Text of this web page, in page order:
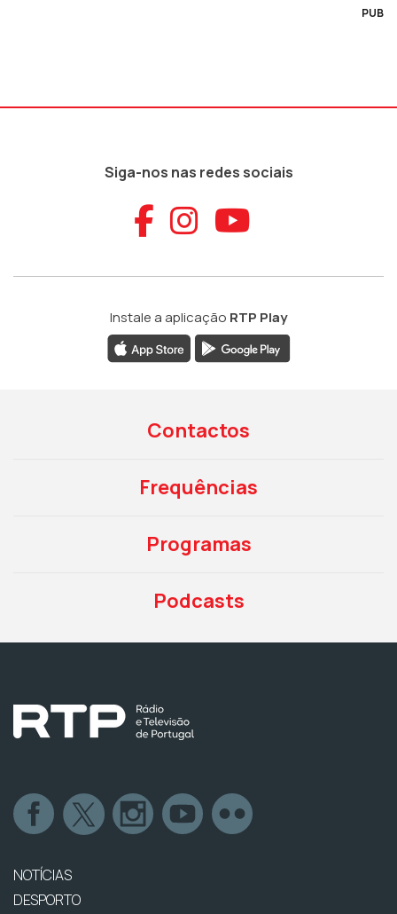
PUB
Siga-nos nas redes sociais
Aceder ao
Aceder ao
Aceder
Instale a aplicação RTP Play
Contactos
Frequências
Programas
Podcasts
NOTÍCIAS
DESPORTO